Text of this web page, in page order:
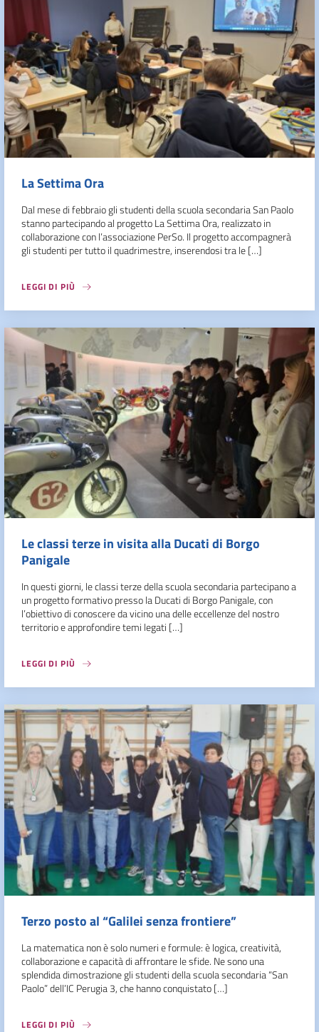
La Settima Ora
Dal mese di febbraio gli studenti della scuola secondaria San Paolo
stanno partecipando al progetto La Settima Ora, realizzato in
collaborazione con l’associazione PerSo. Il progetto accompagnerà
gli studenti per tutto il quadrimestre, inserendosi tra le […]
LEGGI DI PIÙ
Le classi terze in visita alla Ducati di Borgo
Panigale
In questi giorni, le classi terze della scuola secondaria partecipano a
un progetto formativo presso la Ducati di Borgo Panigale, con
l’obiettivo di conoscere da vicino una delle eccellenze del nostro
territorio e approfondire temi legati […]
LEGGI DI PIÙ
Terzo posto al “Galilei senza frontiere”
La matematica non è solo numeri e formule: è logica, creatività,
collaborazione e capacità di affrontare le sfide. Ne sono una
splendida dimostrazione gli studenti della scuola secondaria “San
Paolo” dell’IC Perugia 3, che hanno conquistato […]
LEGGI DI PIÙ